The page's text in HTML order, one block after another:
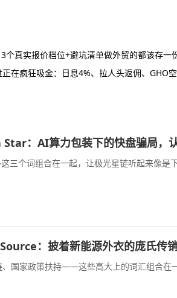
个真实报价档位+避坑清单做外贸的都该存一
正在疯狂吸金：日息4%、拉人头返佣、GHO
：AI算力包装下的快盘骗局，
个词组合在一起，让极光星链听起来像是
：披着新能源外衣的庞氏传
、国家政策扶持——这些高大上的词汇组合在